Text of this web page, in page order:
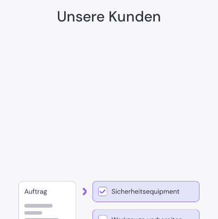
Unsere Kunden